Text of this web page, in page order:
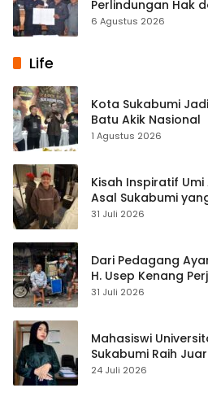
Perlindungan Hak
Diperkuat
6 Agustus 2026
Life
Kota Sukabumi
Batu Akik Nasional
1 Agustus 2026
Kisah Inspiratif
Asal Sukabumi
Streaming
31 Juli 2026
Dari Pedagang
H. Usep Kenang
Cisaat
31 Juli 2026
Mahasiswi
Sukabumi Raih
Pembelajaran
24 Juli 2026